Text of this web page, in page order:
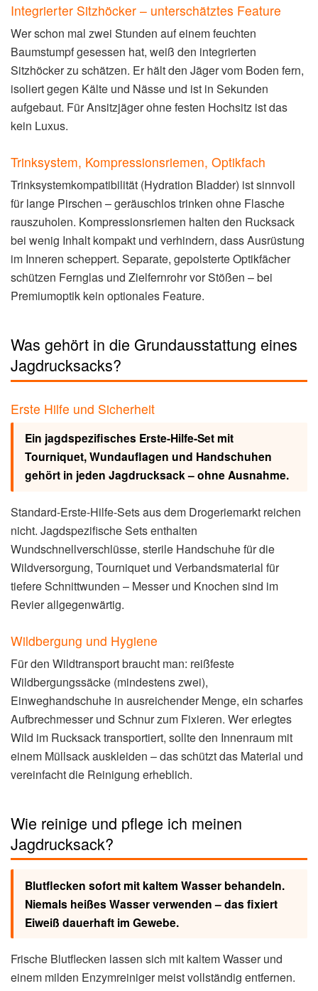
Integrierter Sitzhöcker – unterschätztes Feature
Wer schon mal zwei Stunden auf einem feuchten
Baumstumpf gesessen hat, weiß den integrierten
Sitzhöcker zu schätzen. Er hält den Jäger vom Boden fern,
isoliert gegen Kälte und Nässe und ist in Sekunden
aufgebaut. Für Ansitzjäger ohne festen Hochsitz ist das
kein Luxus.
Trinksystem, Kompressionsriemen, Optikfach
Trinksystemkompatibilität (Hydration Bladder) ist sinnvoll
für lange Pirschen – geräuschlos trinken ohne Flasche
rauszuholen. Kompressionsriemen halten den Rucksack
bei wenig Inhalt kompakt und verhindern, dass Ausrüstung
im Inneren scheppert. Separate, gepolsterte Optikfächer
schützen Fernglas und Zielfernrohr vor Stößen – bei
Premiumoptik kein optionales Feature.
Was gehört in die Grundausstattung eines
Jagdrucksacks?
Erste Hilfe und Sicherheit
Ein jagdspezifisches Erste-Hilfe-Set mit
Tourniquet, Wundauflagen und Handschuhen
gehört in jeden Jagdrucksack – ohne Ausnahme.
Standard-Erste-Hilfe-Sets aus dem Drogeriemarkt reichen
nicht. Jagdspezifische Sets enthalten
Wundschnellverschlüsse, sterile Handschuhe für die
Wildversorgung, Tourniquet und Verbandsmaterial für
tiefere Schnittwunden – Messer und Knochen sind im
Revier allgegenwärtig.
Wildbergung und Hygiene
Für den Wildtransport braucht man: reißfeste
Wildbergungssäcke (mindestens zwei),
Einweghandschuhe in ausreichender Menge, ein scharfes
Aufbrechmesser und Schnur zum Fixieren. Wer erlegtes
Wild im Rucksack transportiert, sollte den Innenraum mit
einem Müllsack auskleiden – das schützt das Material und
vereinfacht die Reinigung erheblich.
Wie reinige und pflege ich meinen
Jagdrucksack?
Blutflecken sofort mit kaltem Wasser behandeln.
Niemals heißes Wasser verwenden – das fixiert
Eiweiß dauerhaft im Gewebe.
Frische Blutflecken lassen sich mit kaltem Wasser und
einem milden Enzymreiniger meist vollständig entfernen.